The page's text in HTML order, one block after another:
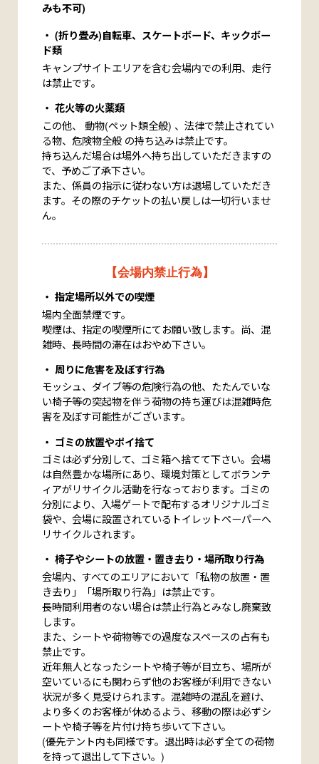
みも不可)
(折り畳み)自転車、スケートボード、キックボー
ド類
キャンプサイトエリアを含む会場内での利用、走行
は禁止です。
花火等の火薬類
この他、 動物(ペット類全般) 、法律で禁止されてい
る物、危険物全般 の持ち込みは禁止です。
持ち込んだ場合は場外へ持ち出していただきますの
で、予めご了承下さい。
また、係員の指示に従わない方は退場していただき
ます。その際のチケットの払い戻しは一切行いませ
ん。
【会場内禁止行為】
指定場所以外での喫煙
場内全面禁煙です。
喫煙は、指定の喫煙所にてお願い致します。尚、混
雑時、長時間の滞在はおやめ下さい。
周りに危害を及ぼす行為
モッシュ、ダイブ等の危険行為の他、たたんでいな
い椅子等の突起物を伴う荷物の持ち運びは混雑時危
害を及ぼす可能性がございます。
ゴミの放置やポイ捨て
ゴミは必ず分別して、ゴミ箱へ捨てて下さい。会場
は自然豊かな場所にあり、環境対策としてボランテ
ィアがリサイクル活動を行なっております。ゴミの
分別により、入場ゲートで配布するオリジナルゴミ
袋や、会場に設置されているトイレットペーパーへ
リサイクルされます。
椅子やシートの放置・置き去り・場所取り行為
会場内、すべてのエリアにおいて「私物の放置・置
き去り」「場所取り行為」は禁止です。
長時間利用者のない場合は禁止行為とみなし廃棄致
します。
また、シートや荷物等での過度なスペースの占有も
禁止です。
近年無人となったシートや椅子等が目立ち、場所が
空いているにも関わらず他のお客様が利用できない
状況が多く見受けられます。混雑時の混乱を避け、
より多くのお客様が休めるよう、移動の際は必ずシ
ートや椅子等を片付け持ち歩いて下さい。
(優先テント内も同様です。退出時は必ず全ての荷物
を持って退出して下さい。)